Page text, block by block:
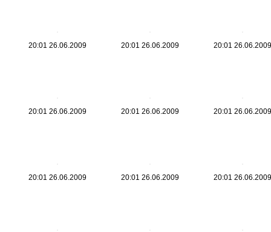
20:01 26.06.2009 20:01 26.06.2009 20:01 26.06.2009
20:01 26.06.2009 20:01 26.06.2009 20:01 26.06.2009
20:01 26.06.2009 20:01 26.06.2009 20:01 26.06.2009